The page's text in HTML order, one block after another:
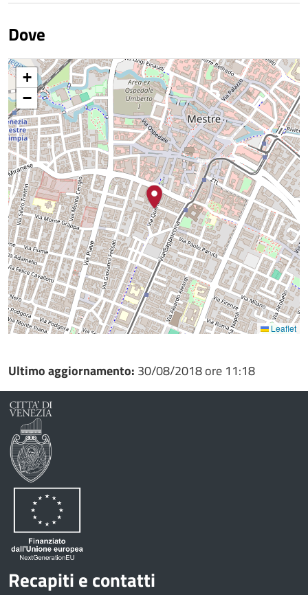
Dove
+
−
Leaflet
Ultimo aggiornamento: 30/08/2018 ore 11:18
Recapiti e contatti